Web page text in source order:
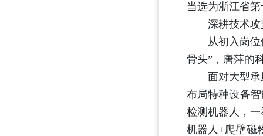
当选为浙江省
深耕技术
从初入岗位便
骨头”，唐萍的
面对大型承压
布局特种设备
检测机器人，
机器人+爬壁磁